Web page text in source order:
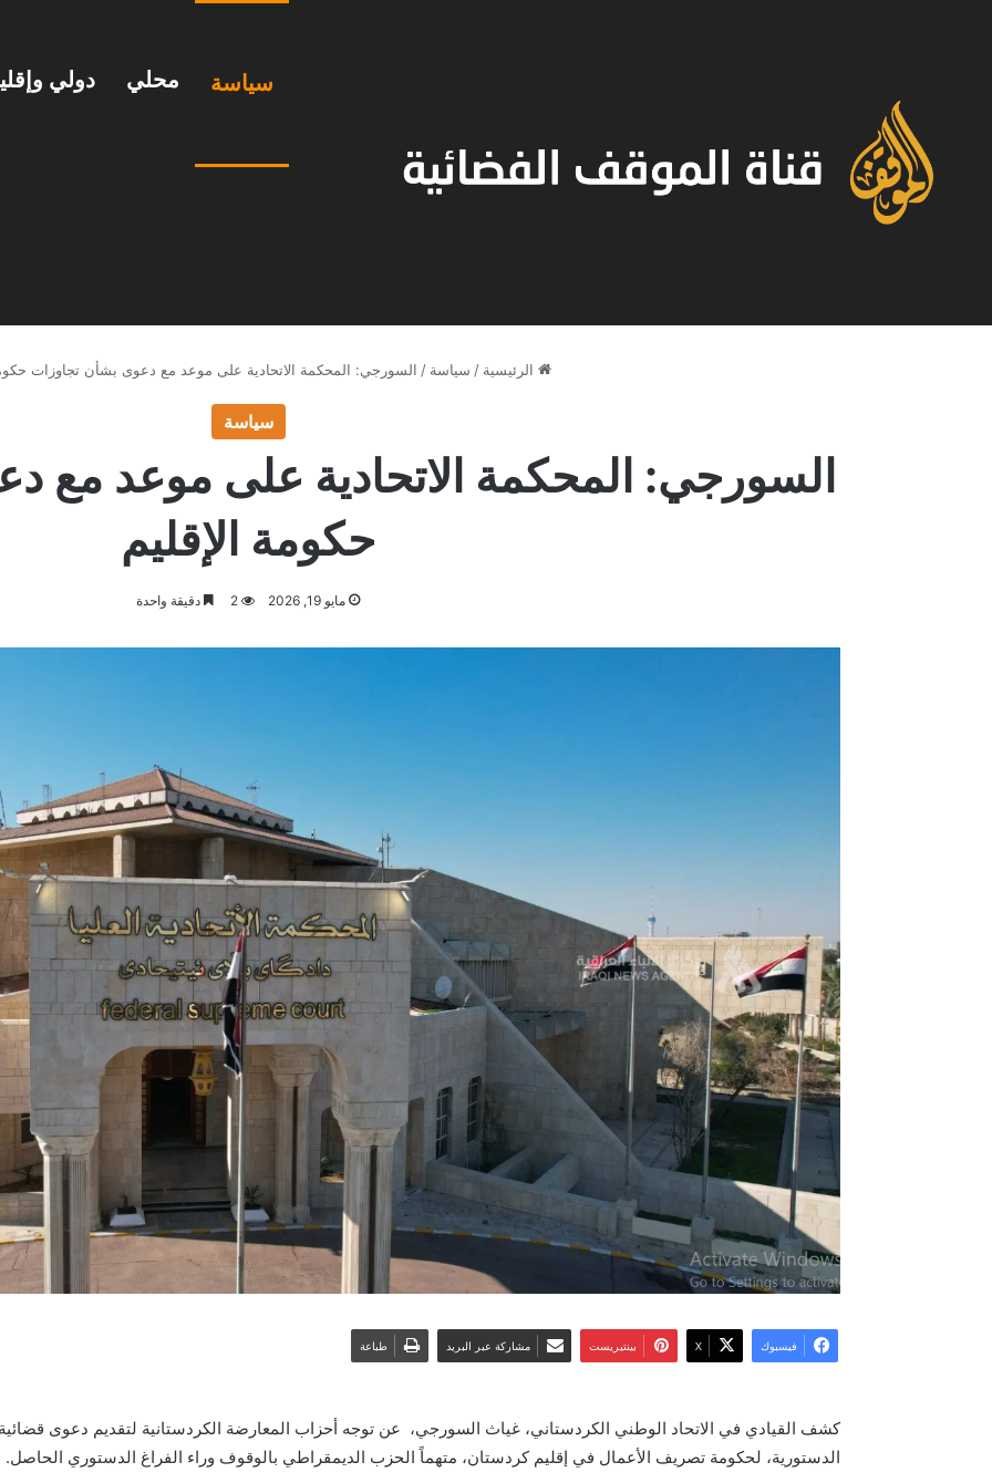
سياسة محلي دولي
الرئيسية / سياسة / السورجي: المحكمة الاتحادية على موعد مع دعوى بشأن تجاوزات
سياسة
السورجي: المحكمة الاتحادية على موعد مع
حكومة الإقليم
مايو 19, 2026 2 دقيقة واحدة
فيسبوك ‫X بينتيريست مشاركة عبر البريد طباعة
كشف القيادي في الاتحاد الوطني الكردستاني، غياث السورجي، عن توجه أحزاب المعارضة الكردستانية لتقديم دعوى قضائية
الدستورية، لحكومة تصريف الأعمال في إقليم كردستان، متهماً الحزب الديمقراطي بالوقوف وراء الفراغ الدستوري الحاصل.